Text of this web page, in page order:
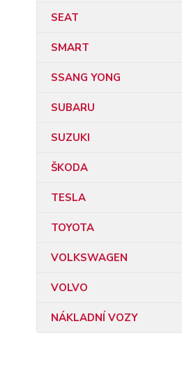
SEAT
SMART
SSANG YONG
SUBARU
SUZUKI
ŠKODA
TESLA
TOYOTA
VOLKSWAGEN
VOLVO
NÁKLADNÍ VOZY